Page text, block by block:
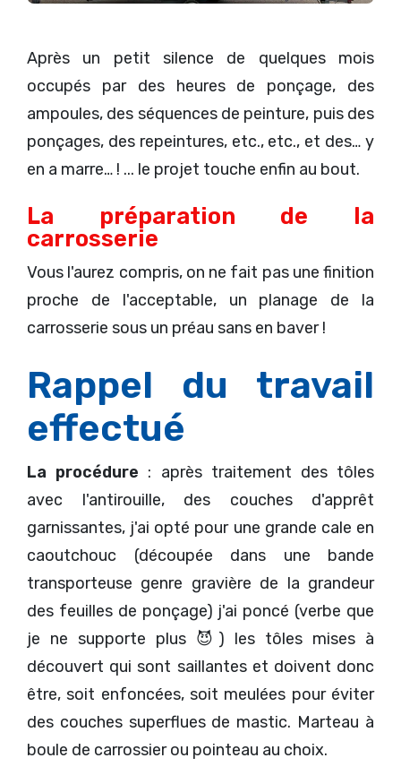
Après un petit silence de quelques mois
occupés par des heures de ponçage, des
ampoules, des séquences de peinture, puis des
ponçages, des repeintures, etc., etc., et des… y
en a marre… ! ... le projet touche enfin au bout.
La préparation de la
carrosserie
Vous l'aurez compris, on ne fait pas une finition
proche de l'acceptable, un planage de la
carrosserie sous un préau sans en baver !
Rappel du travail
effectué
La procédure : après traitement des tôles
avec l'antirouille, des couches d'apprêt
garnissantes, j'ai opté pour une grande cale en
caoutchouc (découpée dans une bande
transporteuse genre gravière de la grandeur
des feuilles de ponçage) j'ai poncé (verbe que
je ne supporte plus 😈) les tôles mises à
découvert qui sont saillantes et doivent donc
être, soit enfoncées, soit meulées pour éviter
des couches superflues de mastic. Marteau à
boule de carrossier ou pointeau au choix.